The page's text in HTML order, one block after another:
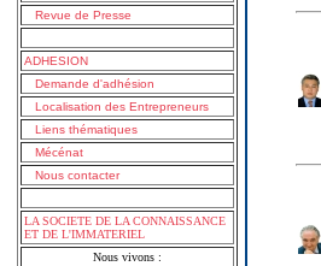
Revue de Presse
ADHESION
Demande d'adhésion
Localisation des Entrepreneurs
Liens thématiques
Mécénat
Nous contacter
LA SOCIETE DE LA CONNAISSANCE
ET DE L'IMMATERIEL
Nous vivons :